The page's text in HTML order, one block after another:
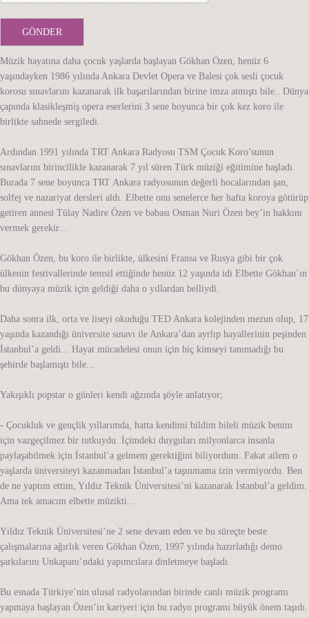
Müzik hayatına daha çocuk yaşlarda başlayan Gökhan Özen, henüz 6
yaşındayken 1986 yılında Ankara Devlet Opera ve Balesi çok sesli çocuk
korosu sınavlarını kazanarak ilk başarılarından birine imza atmıştı bile.. Dünya
çapında klasikleşmiş opera eserlerini 3 sene boyunca bir çok kez koro ile
birlikte sahnede sergiledi.
Ardından 1991 yılında TRT Ankara Radyosu TSM Çocuk Koro’sunun
sınavlarını birincilikle kazanarak 7 yıl süren Türk müziği eğitimine başladı.
Burada 7 sene boyunca TRT Ankara radyosunun değerli hocalarından şan,
solfej ve nazariyat dersleri aldı. Elbette onu senelerce her hafta koroya götürüp
getiren annesi Tülay Nadire Özen ve babası Osman Nuri Özen bey’in hakkını
vermek gerekir...
Gökhan Özen, bu koro ile birlikte, ülkesini Fransa ve Rusya gibi bir çok
ülkenin festivallerinde temsil ettiğinde henüz 12 yaşında idi Elbette Gökhan’ın
bu dünyaya müzik için geldiği daha o yıllardan belliydi.
Daha sonra ilk, orta ve liseyi okuduğu TED Ankara kolejinden mezun olup, 17
yaşında kazandığı üniversite sınavı ile Ankara’dan ayrlıp hayallerinin peşinden
İstanbul’a geldi... Hayat mücadelesi onun için hiç kimseyi tanımadığı bu
şehirde başlamıştı bile...
Yakışıklı popstar o günleri kendi ağzında şöyle anlatıyor;
- Çocukluk ve gençlik yıllarımda, hatta kendimi bildim bileli müzik benim
için vazgeçilmez bir tutkuydu. İçimdeki duyguları milyonlarca insanla
paylaşabilmek için İstanbul’a gelmem gerektiğini biliyordum. Fakat ailem o
yaşlarda üniversiteyi kazanmadan İstanbul’a taşınmama izin vermiyordu. Ben
de ne yaptım ettim, Yıldız Teknik Üniversitesi’ni kazanarak İstanbul’a geldim.
Ama tek amacım elbette müzikti...
Yıldız Teknik Üniversitesi’ne 2 sene devam eden ve bu süreçte beste
çalışmalarına ağırlık veren Gökhan Özen, 1997 yılında hazırladığı demo
şarkılarını Unkapanı’ndaki yapımcılara dinletmeye başladı.
Bu esnada Türkiye’nin ulusal radyolarından birinde canlı müzik programı
yapmaya başlayan Özen’in kariyeri için bu radyo programı büyük önem taşıdı.